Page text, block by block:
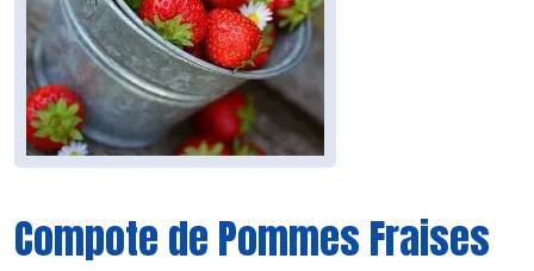
Compote de Pommes Fraises